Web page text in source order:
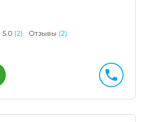
5.0 (2) Отзывы (2)